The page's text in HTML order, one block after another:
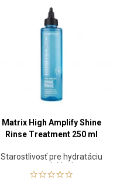
Matrix High Amplify Shine
Rinse Treatment 250 ml
Starostlivosť pre hydratáciu
a vysoký lesk